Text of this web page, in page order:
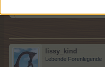
lissy_kind
Lebende Forenlegende